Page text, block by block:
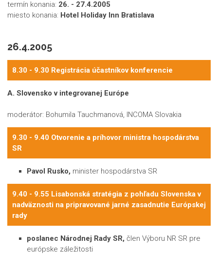
termín konania: 26. - 27.4.2005
miesto konania: Hotel Holiday Inn Bratislava
26.4.2005
8.30 - 9.30 Registrácia účastníkov konferencie
A. Slovensko v integrovanej Európe
moderátor: Bohumila Tauchmanová, INCOMA Slovakia
9.30 - 9.40 Otvorenie a príhovor ministra hospodárstva
SR
Pavol Rusko, minister hospodárstva SR
9.40 - 9.55 Lisabonská stratégia z pohľadu Slovenska v
nadväznosti na pripravované jarné zasadnutie Európskej
rady
poslanec Národnej Rady SR, člen Výboru NR SR pre
európske záležitosti